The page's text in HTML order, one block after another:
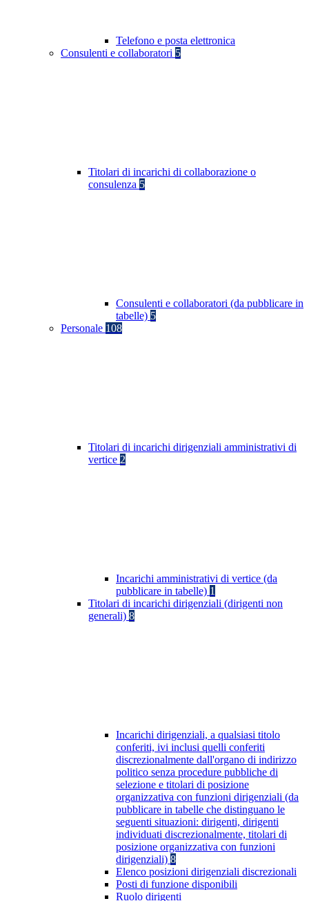
Telefono e posta elettronica
Consulenti e collaboratori 5
Titolari di incarichi di collaborazione o
consulenza 5
Consulenti e collaboratori (da pubblicare in
tabelle) 5
Personale 108
Titolari di incarichi dirigenziali amministrativi di
vertice 2
Incarichi amministrativi di vertice (da
pubblicare in tabelle) 1
Titolari di incarichi dirigenziali (dirigenti non
generali) 8
Incarichi dirigenziali, a qualsiasi titolo
conferiti, ivi inclusi quelli conferiti
discrezionalmente dall'organo di indirizzo
politico senza procedure pubbliche di
selezione e titolari di posizione
organizzativa con funzioni dirigenziali (da
pubblicare in tabelle che distinguano le
seguenti situazioni: dirigenti, dirigenti
individuati discrezionalmente, titolari di
posizione organizzativa con funzioni
dirigenziali) 8
Elenco posizioni dirigenziali discrezionali
Posti di funzione disponibili
Ruolo dirigenti